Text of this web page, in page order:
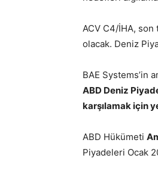
ACV C4/İHA,
olacak. Deniz
BAE Systems’in
ABD Deniz
karşılamak için
ABD Hükümeti
Piyadeleri Ocak